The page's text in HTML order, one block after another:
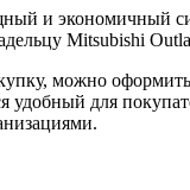
и экономичный
Mitsubishi
можно
удобный для